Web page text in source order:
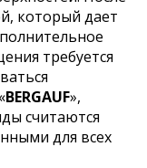
который дает
требуется
BERGAUF»,
считаются
для всех